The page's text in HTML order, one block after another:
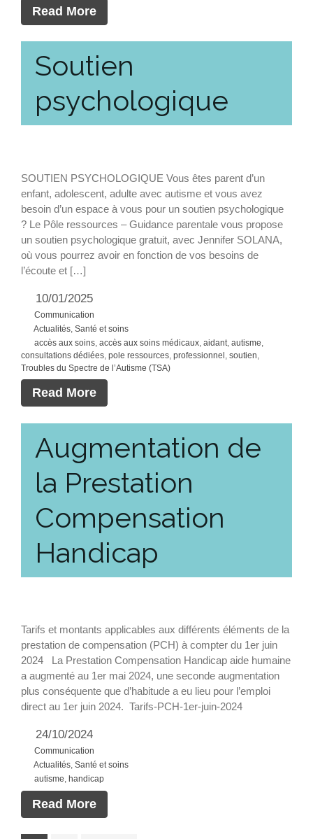
Read More
Soutien
psychologique
SOUTIEN PSYCHOLOGIQUE Vous êtes parent d’un
enfant, adolescent, adulte avec autisme et vous avez
besoin d’un espace à vous pour un soutien psychologique
? Le Pôle ressources – Guidance parentale vous propose
un soutien psychologique gratuit, avec Jennifer SOLANA,
où vous pourrez avoir en fonction de vos besoins de
l’écoute et […]
10/01/2025
Communication
Actualités Santé et soins
accès aux soins accès aux soins médicaux aidant autisme
consultations dédiées pole ressources professionnel soutien
Troubles du Spectre de l’Autisme (TSA)
Read More
Augmentation de
la Prestation
Compensation
Handicap
Tarifs et montants applicables aux différents éléments de la
prestation de compensation (PCH) à compter du 1er juin
2024 La Prestation Compensation Handicap aide humaine
a augmenté au 1er mai 2024, une seconde augmentation
plus conséquente que d’habitude a eu lieu pour l’emploi
direct au 1er juin 2024. Tarifs-PCH-1er-juin-2024
24/10/2024
Communication
Actualités, Santé et soins
autisme, handicap
Read More